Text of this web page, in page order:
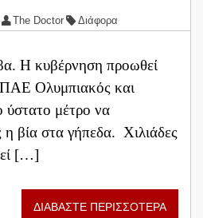
The Doctor Διάφορα
Η κυβέρνηση προωθεί
Ολυμπιακός και
ύστατο μέτρο να
η βία στα γήπεδα. Χιλιάδες
[…]
ΔΙΑΒΑΣΤΕ ΠΕΡΙΣΣΟΤΕΡΑ